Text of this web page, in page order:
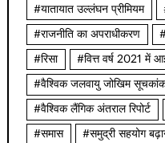
#यातायात उल्लंघन प्रीमियम
#राजनीति का अपराधीकरण
#रिसा #वित्त वर्ष 2021 में
#वैश्विक जलवायु जोखिम
#वैश्विक लैंगिक अंतराल रिपोर्ट
#समास #समुद्री सहयोग